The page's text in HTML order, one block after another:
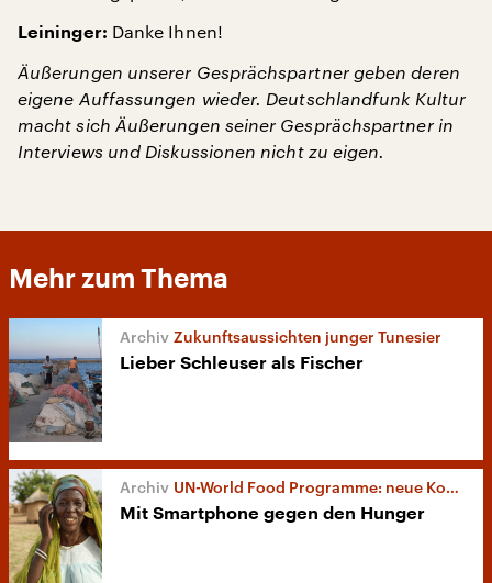
Leininger: Danke Ihnen!
Äußerungen unserer Gesprächspartner geben deren
eigene Auffassungen wieder. Deutschlandfunk Kultur
macht sich Äußerungen seiner Gesprächspartner in
Interviews und Diskussionen nicht zu eigen.
Mehr zum Thema
Zukunftsaussichten junger Tunesier
Lieber Schleuser als Fischer
UN-World Food Programme: neue Konzepte
Mit Smartphone gegen den Hunger